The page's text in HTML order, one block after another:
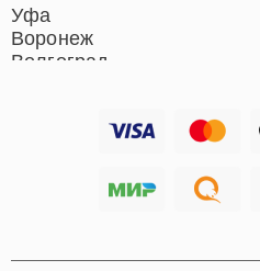
Уфа
Воронеж
Волгоград
Хабаровск